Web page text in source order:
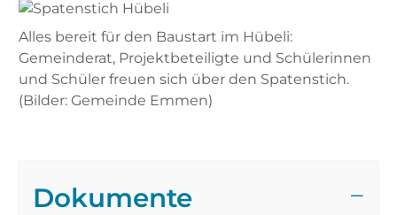
Alles bereit für den Baustart im Hübeli:
Gemeinderat, Projektbeteiligte und Schülerinnen
und Schüler freuen sich über den Spatenstich.
(Bilder: Gemeinde Emmen)
Dokumente